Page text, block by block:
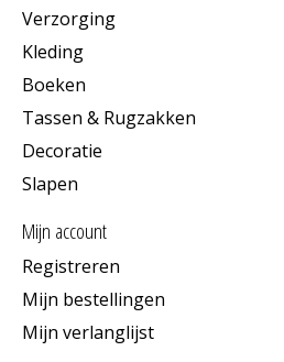
Verzorging
Kleding
Boeken
Tassen & Rugzakken
Decoratie
Slapen
Mijn account
Registreren
Mijn bestellingen
Mijn verlanglijst